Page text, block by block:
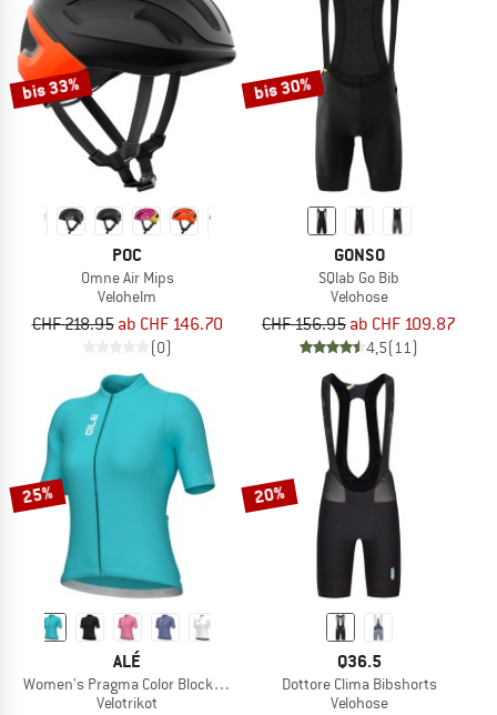
bis 33%
POC
Omne Air Mips
Velohelm
CHF 218.95 ab CHF 146.70
(0)
bis 30%
GONSO
SQlab Go Bib
Velohose
CHF 156.95 ab CHF 109.87
4,5(11)
25%
ALÉ
Women's Pragma Color Block S/S Jersey
Velotrikot
20%
Q36.5
Dottore Clima Bibshorts
Velohose